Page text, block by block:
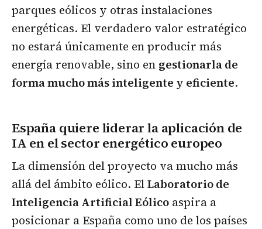
parques eólicos y otras instalaciones
energéticas. El verdadero valor estratégico
no estará únicamente en producir más
energía renovable, sino en gestionarla de
forma mucho más inteligente y eficiente.
España quiere liderar la aplicación de
IA en el sector energético europeo
La dimensión del proyecto va mucho más
allá del ámbito eólico. ElLaboratorio de
Inteligencia Artificial Eólico aspira a
posicionar a España como uno de los países